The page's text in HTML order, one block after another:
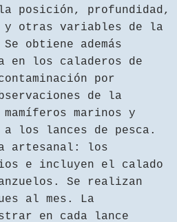
posición, profundidad,
y otras variables de la
obtiene además
en los caladeros de
por
de la
marinos y
los lances de pesca.
artesanal: los
e incluyen el calado
Se realizan
al mes. La
en cada lance